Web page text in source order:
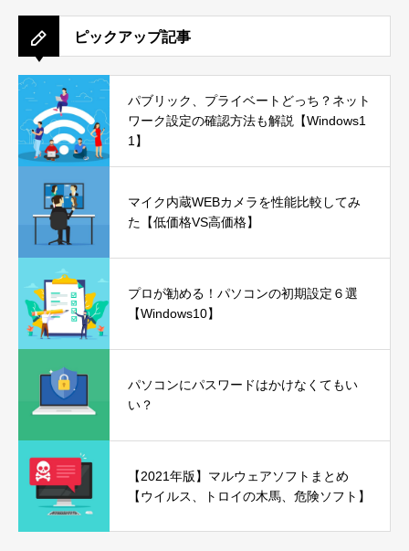
ピックアップ記事
パブリック、プライベートどっち？ネット
ワーク設定の確認方法も解説【Windows1
1】
マイク内蔵WEBカメラを性能比較してみ
た【低価格VS高価格】
プロが勧める！パソコンの初期設定６選
【Windows10】
パソコンにパスワードはかけなくてもい
い？
【2021年版】マルウェアソフトまとめ
【ウイルス、トロイの木馬、危険ソフト】